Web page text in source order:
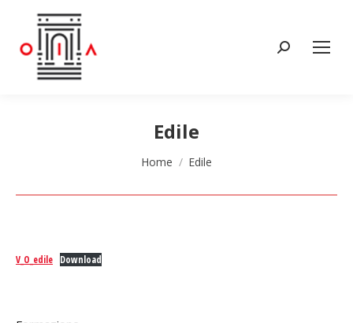
Cerca:
Edile
Tu sei qui:
Home Edile
V_O_edile Download